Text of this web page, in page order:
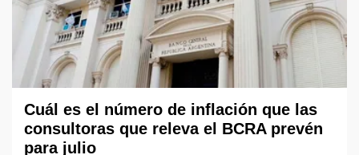
Cuál es el número de inflación que las
consultoras que releva el BCRA prevén
para julio